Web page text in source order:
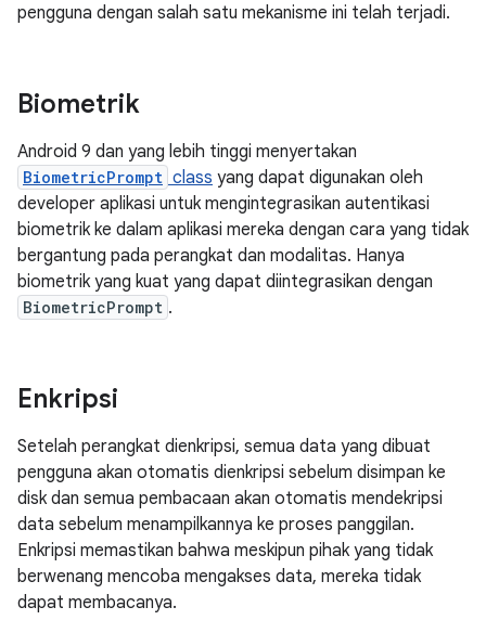
pengguna dengan salah satu mekanisme ini telah terjadi.
Biometrik
Android 9 dan yang lebih tinggi menyertakan
BiometricPrompt class yang dapat digunakan oleh
developer aplikasi untuk mengintegrasikan autentikasi
biometrik ke dalam aplikasi mereka dengan cara yang tidak
bergantung pada perangkat dan modalitas. Hanya
biometrik yang kuat yang dapat diintegrasikan dengan
BiometricPrompt .
Enkripsi
Setelah perangkat dienkripsi, semua data yang dibuat
pengguna akan otomatis dienkripsi sebelum disimpan ke
disk dan semua pembacaan akan otomatis mendekripsi
data sebelum menampilkannya ke proses panggilan.
Enkripsi memastikan bahwa meskipun pihak yang tidak
berwenang mencoba mengakses data, mereka tidak
dapat membacanya.